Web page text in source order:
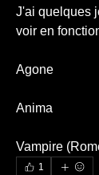
J'ai quelques
voir en
Agone
Anima
Vampire
1